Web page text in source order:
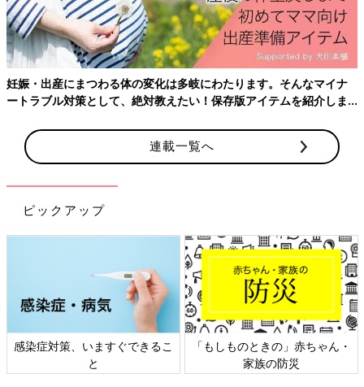
す♪
これは高見え！H＆Мの「クロスボディバケットバ
ッグ」（2,999円）
妊娠・出産にまつわる体の変化は多岐にわたります。そんなマイナ
ートラブル対策として、絶対教えたい！保存版アイテムを紹介しま
連載一覧へ
ピックアップ
感染症対策、いますぐできるこ
と
「もしものときの」赤ちゃん・
家族の防災